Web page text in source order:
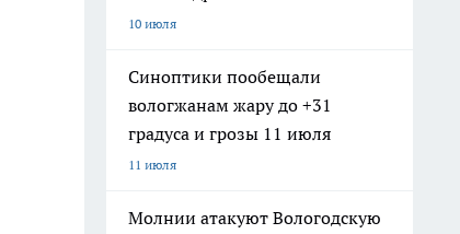
10 июля
Синоптики пообещали
вологжанам жару до +31
градуса и грозы 11 июля
11 июля
Молнии атакуют Вологодскую